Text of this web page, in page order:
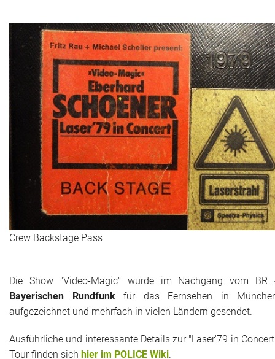
Crew Backstage Pass
Die Show "Video-Magic" wurde im Nachgang vom BR
Bayerischen Rundfunkfür das Fernsehen in
aufgezeichnet und mehrfach in vielen Ländern gesendet.
Ausführliche und interessante Details zur "Laser'79 in
Tour finden sich hier im POLICE Wiki.